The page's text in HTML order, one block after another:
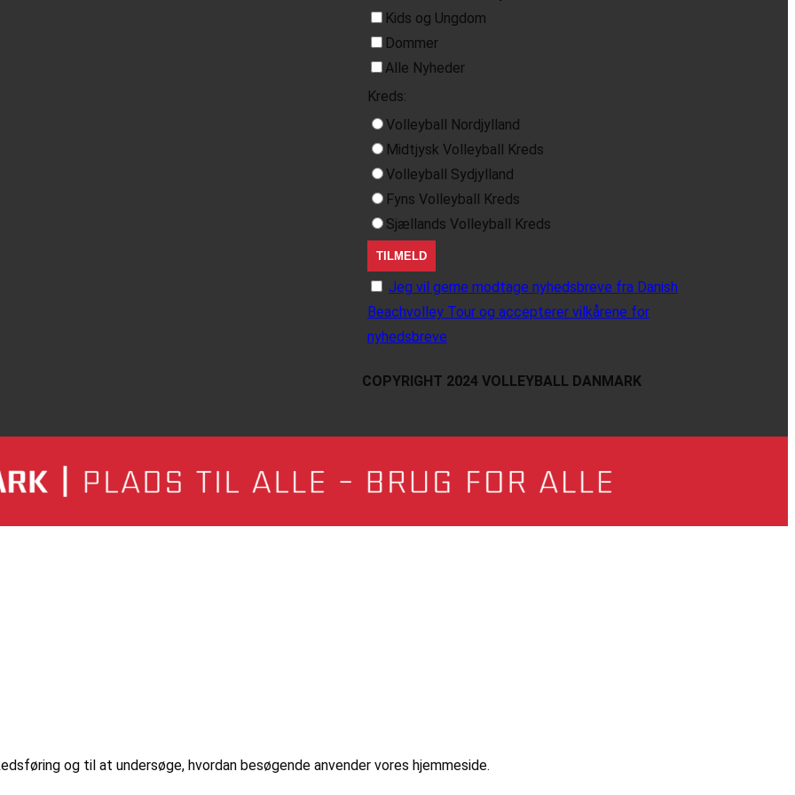
Kids og Ungdom
Dommer
Alle Nyheder
Kreds:
Volleyball Nordjylland
Midtjysk Volleyball Kreds
Volleyball Sydjylland
Fyns Volleyball Kreds
Sjællands Volleyball Kreds
Jeg vil gerne modtage nyhedsbreve fra Danish
Beachvolley Tour og accepterer vilkårene for
nyhedsbreve
COPYRIGHT 2024 VOLLEYBALL DANMARK
og til at undersøge, hvordan besøgende anvender vores hjemmeside.